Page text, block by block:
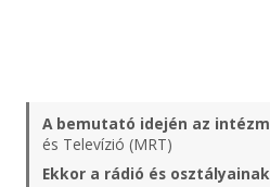
A bemutató idején az
és Televízió (MRT)
Ekkor a rádió és